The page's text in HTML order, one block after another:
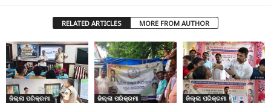
RELATED ARTICLES MORE FROM AUTHOR
ଜିଲ୍ଲା ପରିକ୍ରମା ଜିଲ୍ଲା ପରିକ୍ରମା ଜିଲ୍ଲା ପରିକ୍ରମା